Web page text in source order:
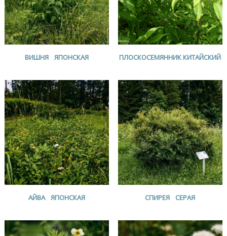
ВИШНЯ ЯПОНСКАЯ ПЛОСКОСЕМЯННИК КИТАЙСКИЙ
АЙВА ЯПОНСКАЯ СПИРЕЯ СЕРАЯ